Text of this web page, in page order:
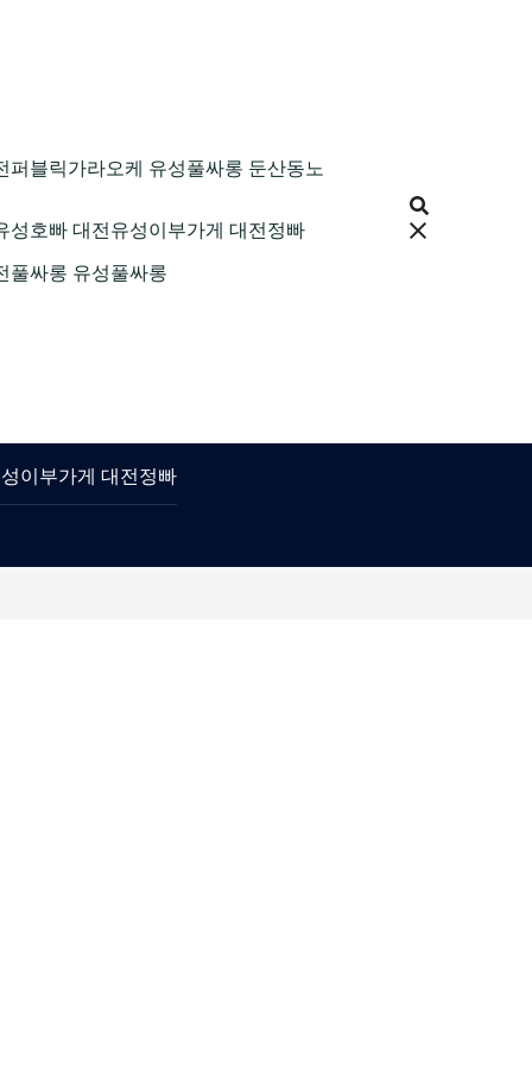
퍼블릭가라오케 유성풀싸롱 둔산동노
성호빠 대전유성이부가게 대전정빠
풀싸롱 유성풀싸롱
이부가게 대전정빠